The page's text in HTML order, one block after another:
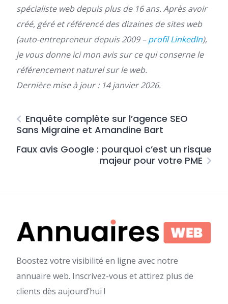
spécialiste web depuis plus de 16 ans. Après avoir
créé, géré et référencé des dizaines de sites web
(auto-entrepreneur depuis 2009 –profil LinkedIn),
je vous donne ici mon avis sur ce qui conserne le
référencement naturel sur le web.
Dernière mise à jour : 14 janvier 2026.
Enquête complète sur l’agence SEO
Sans Migraine et Amandine Bart
Faux avis Google : pourquoi c’est un risque
majeur pour votre PME
Boostez votre visibilité en ligne avec notre
annuaire web. Inscrivez-vous et attirez plus de
clients dès aujourd’hui !